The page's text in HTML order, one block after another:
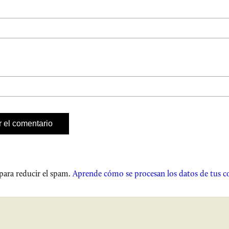
reducir el spam. Aprende cómo se procesan los datos de tus